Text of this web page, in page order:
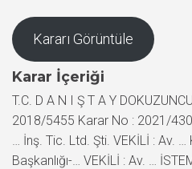
Kararı Görüntüle
Karar İçeriği
T.C. D A N I Ş T A Y
2018/5455 Karar No : 2021/
… İnş. Tic. Ltd. Şti. VEKİLİ : Av. …
Başkanlığı-… VEKİLİ : Av. …